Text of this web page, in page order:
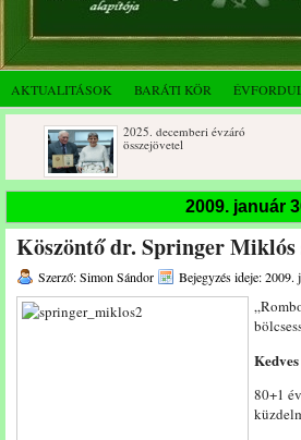
AKTUALITÁSOK BARÁTI KÖR
2025. decemberi évzáró
összejövetel
2009. január
Köszöntő dr. Springer Miklós
Szerző: Simon Sándor Bejegyzés ideje: 2009.
80+1